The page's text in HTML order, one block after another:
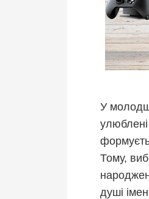
У
Тому,
душі